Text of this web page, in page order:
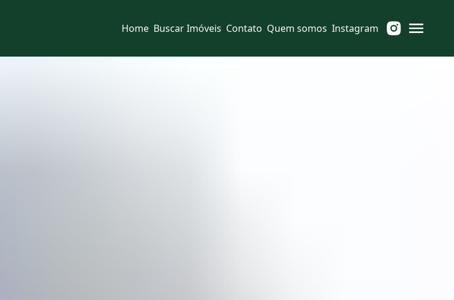
Home Buscar Imóveis Contato Quem somos Instagram